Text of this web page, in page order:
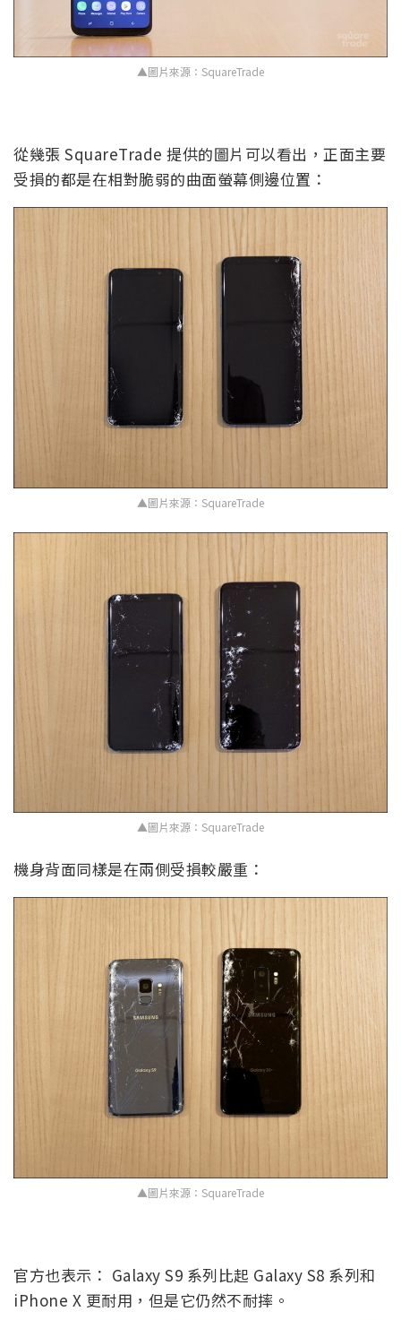
▲圖片來源：SquareTrade
從幾張 SquareTrade 提供的圖片可以看出，正面主要
受損的都是在相對脆弱的曲面螢幕側邊位置：
▲圖片來源：SquareTrade
▲圖片來源：SquareTrade
機身背面同樣是在兩側受損較嚴重：
▲圖片來源：SquareTrade
官方也表示： Galaxy S9 系列比起 Galaxy S8 系列和
iPhone X 更耐用，但是它仍然不耐摔。